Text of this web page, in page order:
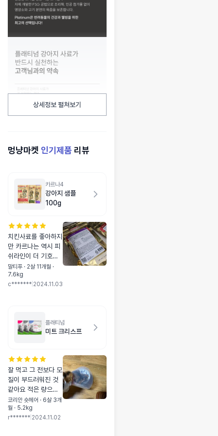
상세정보 펼쳐보기
멍냥마켓 인기제품 리뷰
카르나4
강아지 샘플
100g
치킨사료를 좋아하지
만 카르나는 역시 피
쉬라인이 더 기호도
가 좋네요! 꼬소한 냄
새와 부드러운 식감
이라 노견들에게도
말티푸 · 2살 11개월 ·
7.6kg
c******* 2024.11.03
플래티넘
미트 크리스프
잘 먹고 그 전보다 모
질이 부드러워진 것
같아요 적은 량으로
도 에너지가 충분한
것 같습니다
코리안 숏헤어 · 6살 3개
월 · 5.2kg
r******* 2024.11.02